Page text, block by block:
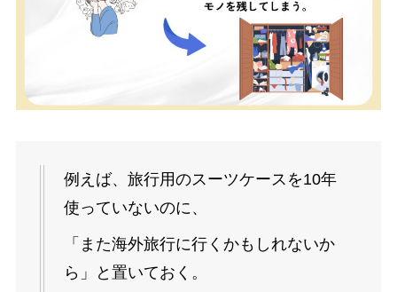
例えば、旅行用のスーツケースを10年
使っていないのに、
「また海外旅行に行くかもしれないか
ら」と置いておく。